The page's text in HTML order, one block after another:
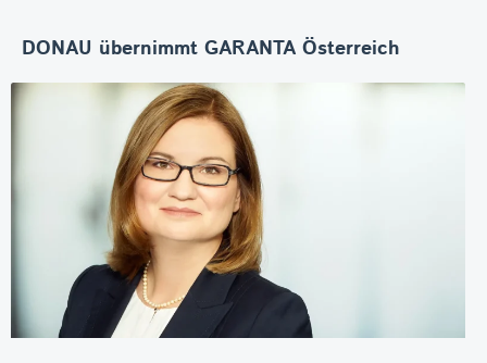
DONAU übernimmt GARANTA Österreich